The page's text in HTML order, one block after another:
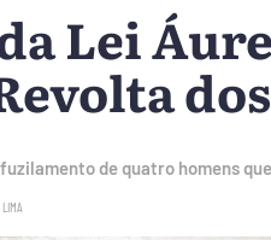
Lei
de quatro homens